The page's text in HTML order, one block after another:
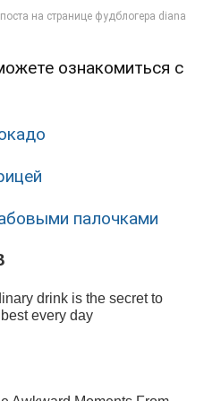
ознакомиться с
палочками